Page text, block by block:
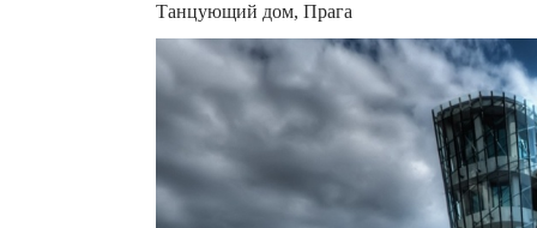
Танцующий дом, Прага